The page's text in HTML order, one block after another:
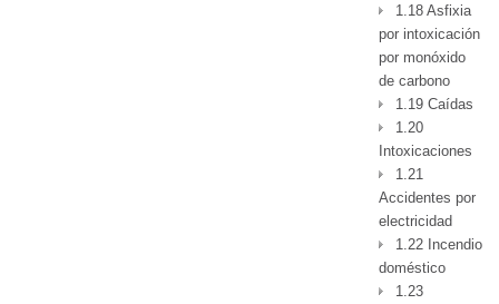
1.18 Asfixia
por intoxicación
por monóxido
de carbono
1.19 Caídas
1.20
Intoxicaciones
1.21
Accidentes por
electricidad
1.22 Incendio
doméstico
1.23